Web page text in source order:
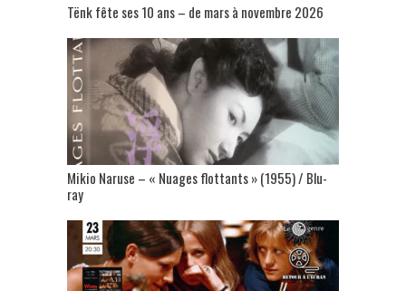
Tënk fête ses 10 ans – de mars à novembre 2026
Mikio Naruse – « Nuages flottants » (1955) / Blu-
ray